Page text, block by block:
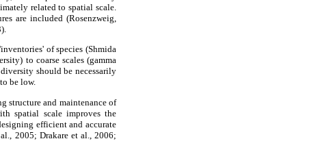
related to spatial scale.
are included (Rosenzweig,
of species (Shmida
to coarse scales (gamma
should be necessarily
be low.
structure and maintenance of
spatial scale improves the
efficient and accurate
2005; Drakare et al., 2006;